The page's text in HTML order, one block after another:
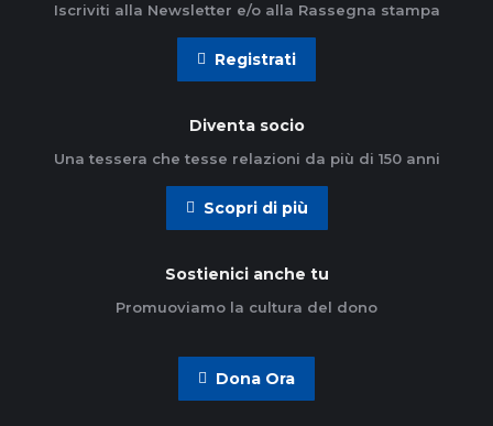
Iscriviti alla Newsletter e/o alla Rassegna stampa
Registrati
Diventa socio
Una tessera che tesse relazioni da più di 150 anni
Scopri di più
Sostienici anche tu
Promuoviamo la cultura del dono
Dona Ora